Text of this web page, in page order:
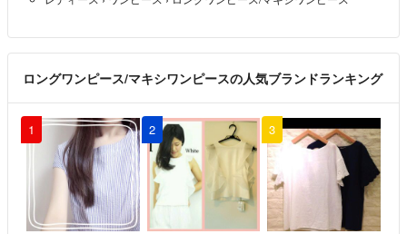
ロングワンピース/マキシワンピースの人気ブランドランキング
1 2 3